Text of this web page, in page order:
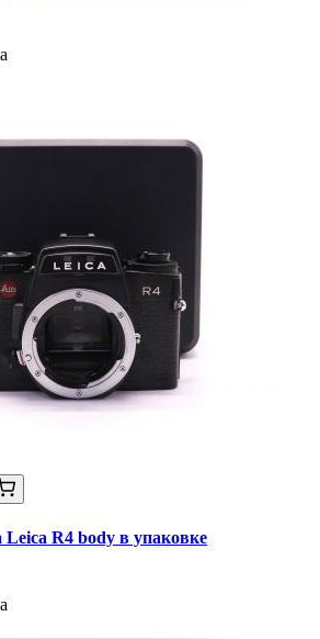
R4 body в упаковке